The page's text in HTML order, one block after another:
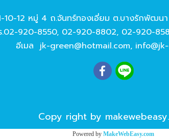
12 หมู่ 4 ถ.จันทร์ทองเอี่ยม ต.บางรักพัฒนา
02-920-8550, 02-920-8802, 02-920-
อีเมล jk-green@hotmail.com,
Copy right by
Powered by MakeWebEasy.com